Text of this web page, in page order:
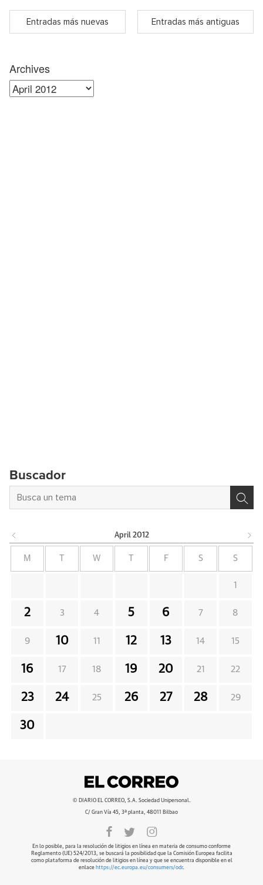
Entradas más nuevas Entradas más antiguas
Archives
Archives
Buscador
April 2012
M W F S S
1
2 3 4 5 6 7 8
9 10 11 12 13 14 15
16 17 18 19 20 21 22
23 24 25 26 27 28 29
30
© DIARIO EL CORREO, S.A. Sociedad Unipersonal.
C/ Gran Vía 45, 3ª planta, 48011 Bilbao
En lo posible, para la resolución de litigios en línea en materia de consumo conforme
Reglamento (UE) 524/2013, se buscará la posibilidad que la Comisión Europea facilita
como plataforma de resolución de litigios en línea y que se encuentra disponible en el
enlace https://ec.europa.eu/consumers/odr.